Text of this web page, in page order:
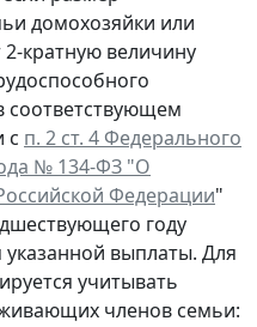
домохозяйки или
кратную величину
соответствующем
с п. 2 ст. 4 Федерального
№ 134-ФЗ "О
Федерации"
году
выплаты. Для
учитывать
членов семьи: